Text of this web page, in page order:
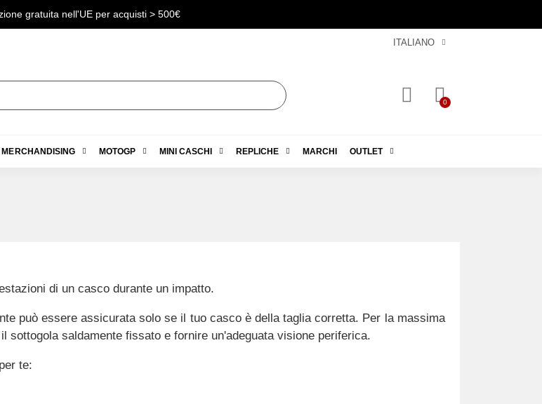
gratuita nell'UE per acquisti > 500€
ITALIANO
MERCHANDISING MOTOGP MINI CASCHI REPLICHE MARCHI OUTLET
di un casco durante un impatto.
può essere assicurata solo se il tuo casco è della taglia corretta. Per la massima
saldamente fissato e fornire un'adeguata visione periferica.
te: